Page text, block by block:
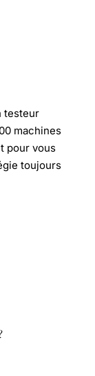
testeur
machines
pour vous
toujours